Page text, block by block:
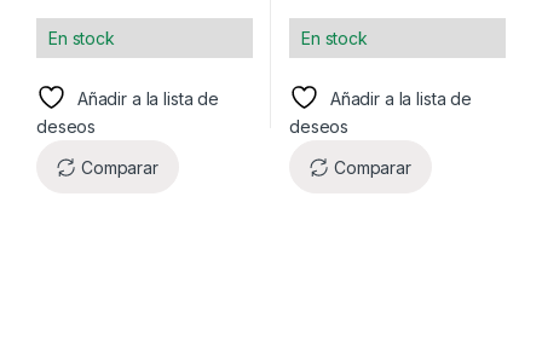
En stock
Añadir a la lista de
deseos
Comparar
En stock
Añadir a la lista de
deseos
Comparar